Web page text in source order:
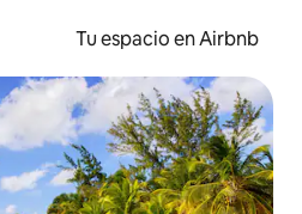
Tu espacio en Airbnb